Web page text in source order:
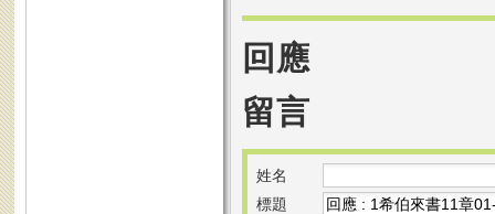
回應
留言
姓名
標題